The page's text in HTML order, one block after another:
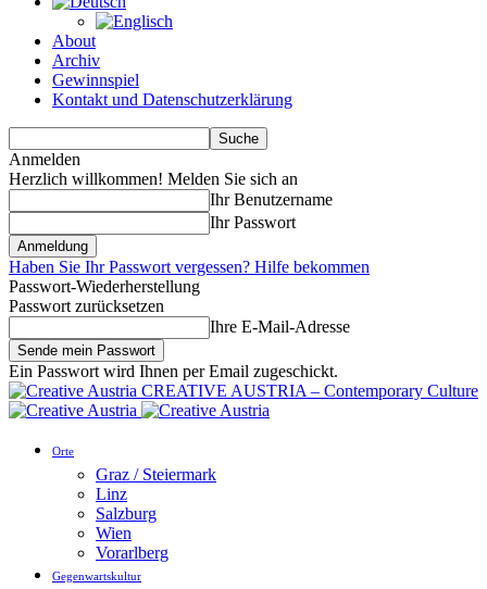
About
Archiv
Gewinnspiel
Kontakt und Datenschutzerklärung
Anmelden
Herzlich willkommen! Melden Sie sich an
Ihr Benutzername
Ihr Passwort
Haben Sie Ihr Passwort vergessen? Hilfe bekommen
Passwort-Wiederherstellung
Passwort zurücksetzen
Ihre E-Mail-Adresse
Ein Passwort wird Ihnen per Email zugeschickt.
CREATIVE AUSTRIA – Contemporary Culture
Orte
Graz / Steiermark
Linz
Salzburg
Wien
Vorarlberg
Gegenwartskultur